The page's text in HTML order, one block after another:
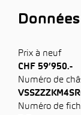
Prix à neuf
CHF 59’950.-
Numéro de
Numéro de